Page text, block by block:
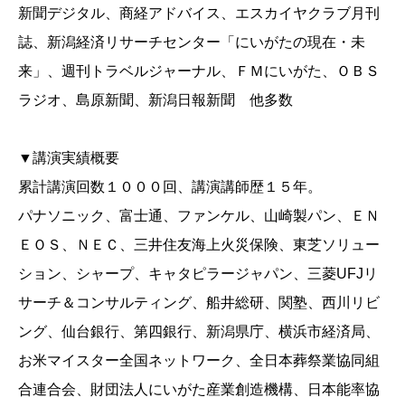
新聞デジタル、商経アドバイス、エスカイヤクラブ月刊
誌、新潟経済リサーチセンター「にいがたの現在・未
来」、週刊トラベルジャーナル、ＦＭにいがた、ＯＢＳ
ラジオ、島原新聞、新潟日報新聞 他多数
▼講演実績概要
累計講演回数１０００回、講演講師歴１５年。
パナソニック、富士通、ファンケル、山崎製パン、ＥＮ
ＥＯＳ、ＮＥＣ、三井住友海上火災保険、東芝ソリュー
ション、シャープ、キャタピラージャパン、三菱UFJリ
サーチ＆コンサルティング、船井総研、関塾、西川リビ
ング、仙台銀行、第四銀行、新潟県庁、横浜市経済局、
お米マイスター全国ネットワーク、全日本葬祭業協同組
合連合会、財団法人にいがた産業創造機構、日本能率協